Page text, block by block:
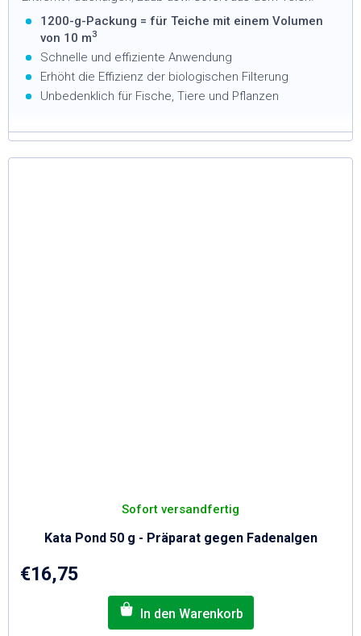
1200-g-Packung = für Teiche mit einem Volumen
von 10 m3
Schnelle und effiziente Anwendung
Erhöht die Effizienz der biologischen Filterung
Unbedenklich für Fische, Tiere und Pflanzen
Kata Pond 50 g - Präparat gegen Fadenalgen
Sofort versandfertig
€16,75